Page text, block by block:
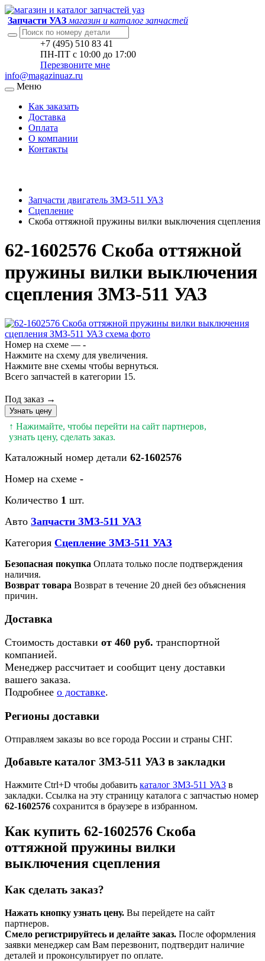
Запчасти УАЗ магазин и каталог запчастей
+7 (495) 510 83 41
ПН-ПТ с 10:00 до 17:00
Перезвоните мне
info@magazinuaz.ru
Меню
Как заказать
Доставка
Оплата
О компании
Контакты
Запчасти двигатель ЗМЗ-511 УАЗ
Сцепление
Скоба оттяжной пружины вилки выключения сцепления
62-1602576 Скоба оттяжной
пружины вилки выключения
сцепления ЗМЗ-511 УАЗ
Номер на схеме — -
Нажмите на схему для увеличения.
Нажмите вне схемы чтобы вернуться.
Всего запчастей в категории 15.
Под заказ →
Узнать цену
↑ Нажимайте, чтобы перейти на сайт партнеров,
узнать цену, сделать заказ.
Каталожный номер детали 62-1602576
Номер на схеме -
Количество 1 шт.
Авто Запчасти ЗМЗ-511 УАЗ
Категория Сцепление ЗМЗ-511 УАЗ
Безопасная покупка Оплата только после подтверждения
наличия.
Возврат товара Возврат в течение 20 дней без объяснения
причин.
Доставка
Стоимость доставки от 460 руб. транспортной
компанией.
Менеджер рассчитает и сообщит цену доставки
вашего заказа.
Подробнее о доставке.
Регионы доставки
Отправляем заказы во все города России и страны СНГ.
Добавьте каталог ЗМЗ-511 УАЗ в закладки
Нажмите Ctrl+D чтобы добавить каталог ЗМЗ-511 УАЗ в
закладки. Ссылка на эту страницу каталога с запчастью номер
62-1602576 сохранится в браузере в избранном.
Как купить 62-1602576 Скоба
оттяжной пружины вилки
выключения сцепления
Как сделать заказ?
Нажать кнопку узнать цену. Вы перейдете на сайт
партнеров.
Смело регистрируйтесь и делайте заказ. После оформления
заявки менеджер сам Вам перезвонит, подтвердит наличие
деталей и проконсультирует по оплате.